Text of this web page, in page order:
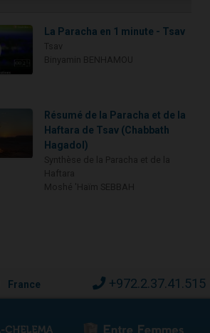
La Paracha en 1 minute - Tsav
Résumé de la Paracha et de la
Haftara de Tsav (Chabbath
Hagadol)
France +972.2.37.41.515